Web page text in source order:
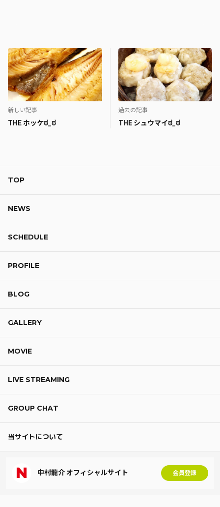
新しい記事
THE ホッケಠ_ಠ
過去の記事
THE シュウマイಠ_ಠ
TOP
NEWS
SCHEDULE
PROFILE
BLOG
GALLERY
MOVIE
LIVE STREAMING
GROUP CHAT
当サイトについて
中村龍介 オフィシャルサイト 会員登録